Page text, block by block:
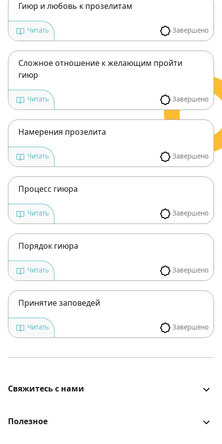
Посты в память о разрушенном Храме
Ханука
Пурим
Гиюр и любовь к прозелитам
Завершено
Читать
Сложное отношение к желающим пройти
гиюр
Завершено
Читать
Намерения прозелита
Завершено
Читать
Процесс гиюра
Завершено
Читать
Порядок гиюра
Завершено
Читать
Принятие заповедей
Завершено
Читать
Зарегистрироваться
на сайте
Чтобы делать пометки на сайте,
необходимо зарегистрироваться.
Подписаться
Свяжитесь с нами
идеи для улучшения? Будем рады услышать!
Полезное